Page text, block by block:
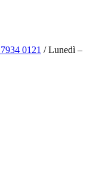
0121 / Lunedì –